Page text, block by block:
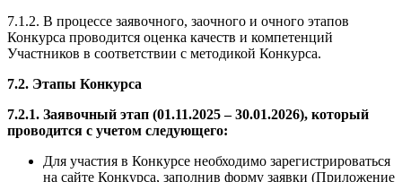
7.1.2. В процессе заявочного, заочного и очного этапов
Конкурса проводится оценка качеств и компетенций
Участников в соответствии с методикой Конкурса.
7.2. Этапы Конкурса
7.2.1. Заявочный этап (01.11.2025 – 30.01.2026), который
проводится с учетом следующего:
Для участия в Конкурсе необходимо зарегистрироваться
на сайте Конкурса, заполнив форму заявки (Приложение